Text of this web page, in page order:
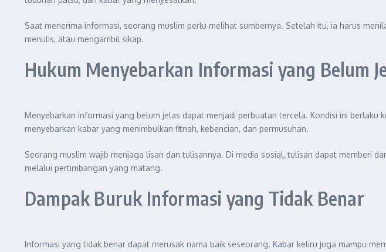
Saat menerima informasi, seorang muslim perlu melihat sumbernya. Setelah itu, ia harus
menulis, atau mengambil sikap.
Hukum Menyebarkan Informasi yang Belum
Menyebarkan informasi yang belum jelas dapat menjadi perbuatan tercela. Kondisi ini
menyebarkan kabar yang menimbulkan fitnah, kebencian, dan permusuhan.
Seorang muslim wajib menjaga lisan dan tulisannya. Di media sosial, tulisan dapat memberi
melalui pertimbangan yang matang.
Dampak Buruk Informasi yang Tidak Benar
Informasi yang tidak benar dapat merusak nama baik seseorang. Kabar keliru juga mampu